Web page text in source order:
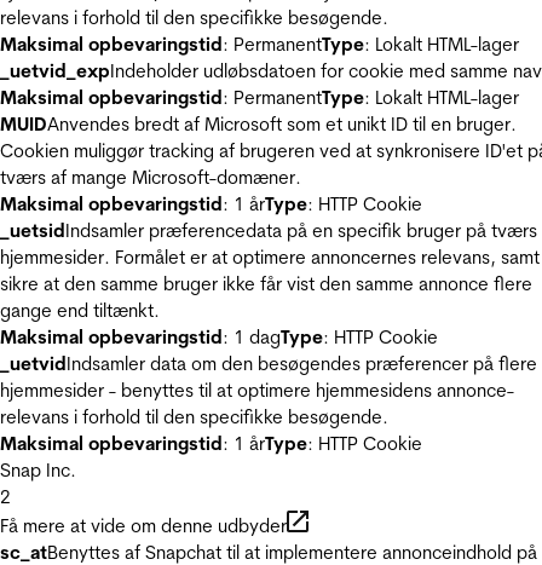
relevans i forhold til den specifikke besøgende.
Maksimal opbevaringstid: PermanentType: Lokalt HTML-lager
_uetvid_expIndeholder udløbsdatoen for cookie med samme
Maksimal opbevaringstid: PermanentType: Lokalt HTML-lager
MUIDAnvendes bredt af Microsoft som et unikt ID til en bruger.
Cookien muliggør tracking af brugeren ved at synkronisere ID'et
tværs af mange Microsoft-domæner.
Maksimal opbevaringstid: 1 årType: HTTP Cookie
_uetsidIndsamler præferencedata på en specifik bruger på tværs
hjemmesider. Formålet er at optimere annoncernes relevans, samt
sikre at den samme bruger ikke får vist den samme annonce flere
gange end tiltænkt.
Maksimal opbevaringstid: 1 dagType: HTTP Cookie
_uetvidIndsamler data om den besøgendes præferencer på flere
hjemmesider - benyttes til at optimere hjemmesidens annonce-
relevans i forhold til den specifikke besøgende.
Maksimal opbevaringstid: 1 årType: HTTP Cookie
Snap Inc.
2
Få mere at vide om denne udbyder
sc_atBenyttes af Snapchat til at implementere annonceindhold på